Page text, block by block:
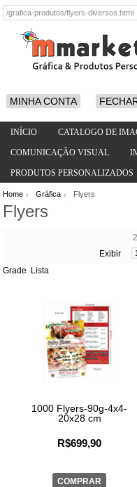
MINHA CONTA
INÍCIO CATALOGO DE
COMUNICAÇÃO VISUAL
PRODUTOS PERSONALIZADOS
Home Gráfica Flyers
Flyers
Exibir
Grade Lista
1000 Flyers-90g-4x4-
20x28 cm
R$699,90
COMPRAR